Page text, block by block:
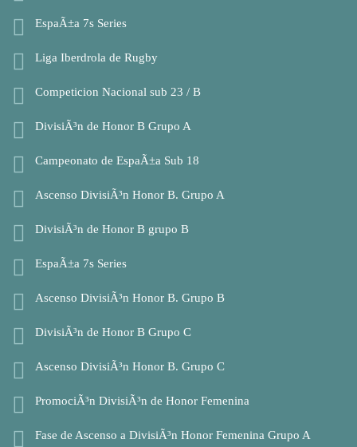
EspaÃ±a 7s Series
Liga Iberdrola de Rugby
Competicion Nacional sub 23 / B
DivisiÃ³n de Honor B Grupo A
Campeonato de EspaÃ±a Sub 18
Ascenso DivisiÃ³n Honor B. Grupo A
DivisiÃ³n de Honor B grupo B
EspaÃ±a 7s Series
Ascenso DivisiÃ³n Honor B. Grupo B
DivisiÃ³n de Honor B Grupo C
Ascenso DivisiÃ³n Honor B. Grupo C
PromociÃ³n DivisiÃ³n de Honor Femenina
Fase de Ascenso a DivisiÃ³n Honor Femenina Grupo A